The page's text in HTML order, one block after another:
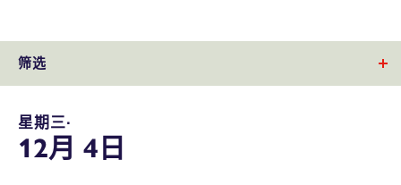
筛选
星期三∙
12月 4日